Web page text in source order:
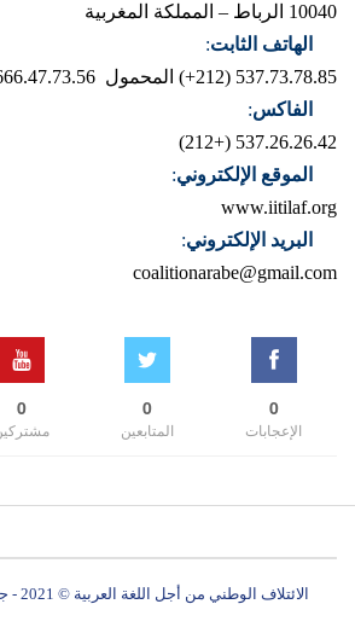
10040 الرباط – المملكة المغربية
الهاتف الثابت:
537.73.78.85 (212+)
المحمول 666.47.73.56 (212+)
الفاكس:
537.26.26.42 (+212)
الموقع الإلكتروني:
www.iitilaf.org
البريد الإلكتروني:
coalitionarabe@gmail.com
0
الإعجابات
0
المتابعين
0
الائتلاف الوطني من أجل اللغة العربية © 2021 - جميع الحقوق محفوظة.